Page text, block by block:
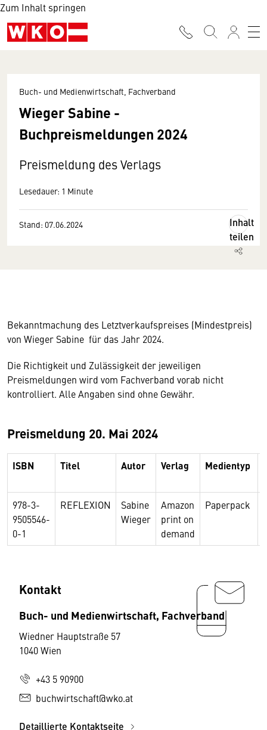
Zum Inhalt springen
Buch- und Medienwirtschaft, Fachverband
Wieger Sabine -
Buchpreismeldungen 2024
Preismeldung des Verlags
Lesedauer: 1 Minute
Stand: 07.06.2024
Inhalt
teilen
Bekanntmachung des Letztverkaufspreises (Mindestpreis)
von Wieger Sabine für das Jahr 2024.
Die Richtigkeit und Zulässigkeit der jeweiligen
Preismeldungen wird vom Fachverband vorab nicht
kontrolliert. Alle Angaben sind ohne Gewähr.
Preismeldung 20. Mai 2024
ISBN Titel Autor Verlag Medientyp
978-3-
9505546-
0-1
REFLEXION
Sabine
Wieger
Amazon
print on
demand
Paperpack
Kontakt
Buch- und Medienwirtschaft, Fachverband
Wiedner Hauptstraße 57
1040 Wien
+43 5 90900
buchwirtschaft@wko.at
Detaillierte Kontaktseite